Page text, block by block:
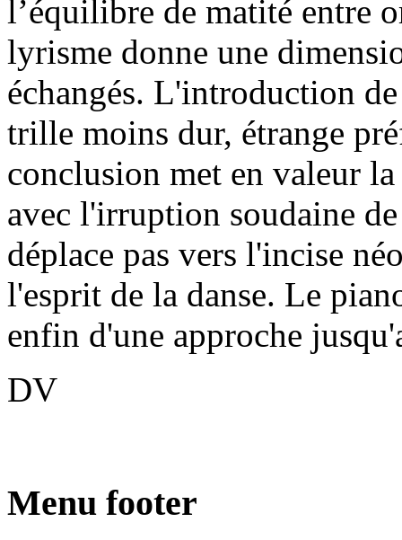
l’équilibre de matité entre
lyrisme donne une
échangés. L'introduction
trille moins dur, étrange
conclusion met en valeur
avec l'irruption soudaine
déplace pas vers l'incise
l'esprit de la danse. Le
enfin d'une approche
DV
Menu footer